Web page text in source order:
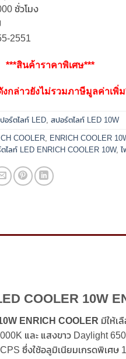
ชั่วโมง
2551
***สินค้าราคาพิเศษ***
งกล่าวยังไม่รวมภาษีมูลค่าเพิ่
อร์ตไลท์ LED, สปอร์ตไลท์ LED 10W
COOLER, ENRICH COOLER
ไลท์ LED ENRICH COOLER 10W,
COOLER 10W
ENRICH COOLER มีให้เ
และ แสงขาว Daylight
ซึ่งใช้อลูมิเนียมเกรดพิเศษ